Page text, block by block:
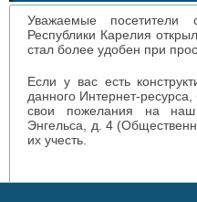
Уважаемые посетители
Республики Карелия
стал более удобен при
Если у вас есть
данного Интернет-
свои пожелания на наш
Энгельса, д. 4
их учесть.